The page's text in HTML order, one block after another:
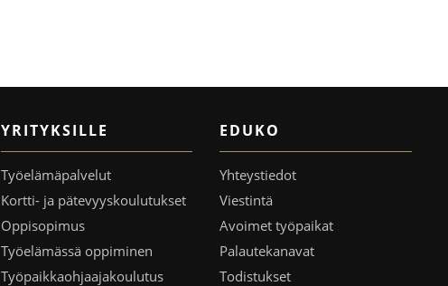
YRITYKSILLE
Työelämäpalvelut
Kortti- ja pätevyyskoulutukset
Oppisopimus
Työelämässä oppiminen
Työpaikkaohjaajakoulutus
EDUKO
Yhteystiedot
Viestintä
Avoimet työpaikat
Palautekanavat
Todistukset